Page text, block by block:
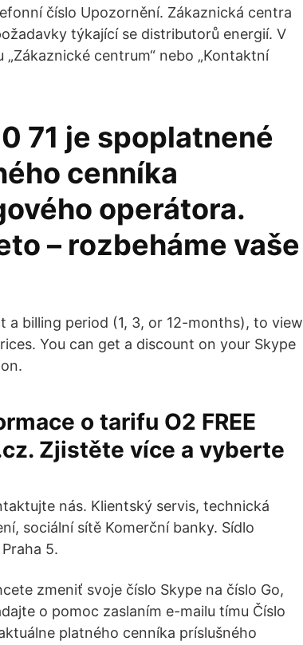
číslo Upozornění. Zákaznická centra
týkající se distributorů energií. V
centrum“ nebo „Kontaktní
71 je spoplatnené
cenníka
operátora.
– rozbeháme vaše
a billing period (1, 3, or 12-months), to view
You can get a discount on your Skype
o tarifu O2 FREE
Zjistěte více a vyberte
nás. Klientský servis, technická
sociální sítě Komerční banky. Sídlo
5.
zmeniť svoje číslo Skype na číslo Go,
o pomoc zaslaním e-mailu tímu Číslo
platného cenníka príslušného